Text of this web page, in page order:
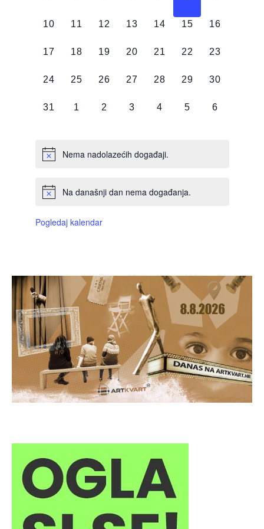
0
10
0
11
0
12
0
13
0
14
0
15
0
16
0
17
0
18
0
19
0
20
0
21
0
22
0
23
0
24
0
25
0
26
0
27
0
28
0
29
0
30
0
31
0
1
0
2
0
3
0
4
0
5
0
6
Nema nadolazećih događaji.
Na današnji dan nema događanja.
Pogledaj kalendar